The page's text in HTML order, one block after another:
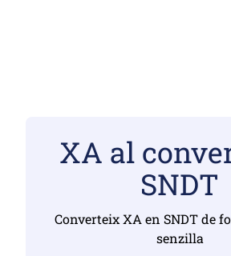
XA al
SNDT
Converteix XA en SNDT de
senzilla